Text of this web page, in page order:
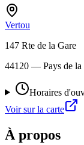
Vertou
147 Rte de la Gare
44120 — Pays de la
Horaires
Voir sur la carte
À propos